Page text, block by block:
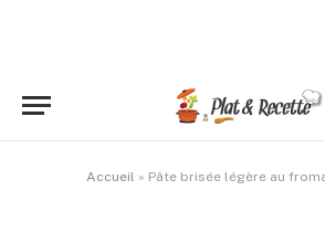
Accueil » Pâte brisée légère au